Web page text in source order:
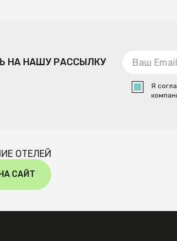
НА НАШУ РАССЫЛКУ
Я
ОТЕЛЕЙ
САЙТ